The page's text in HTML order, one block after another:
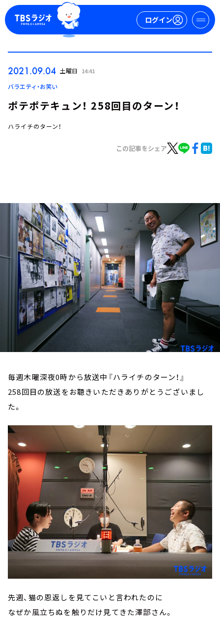
ログイン
ログイン
トピックス
TBS Podcast
お知らせ
イベント・グッズ
YouTube
会社情報
2021.09.04 土曜日 14:41
バラエティ・お笑い
ポテポテキュン！ 258回目のターン！
ハライチのターン！
この記事をシェア
毎週木曜深夜0時から放送中『ハライチのターン！』
258回目の放送をお聴きいただきありがとうございまし
た。
先週、猫の恩返しを見てこいと言われたのに
なぜか風立ちぬを触りだけ見てきた澤部さん。